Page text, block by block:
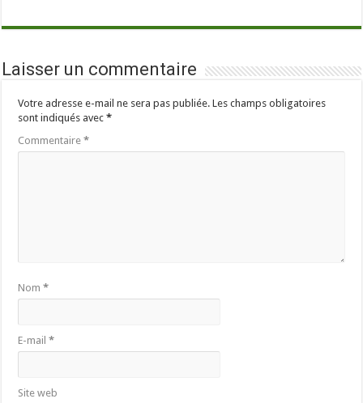
Laisser un commentaire
Votre adresse e-mail ne sera pas publiée. Les champs obligatoires
sont indiqués avec*
Commentaire*
Nom*
E-mail*
Site web